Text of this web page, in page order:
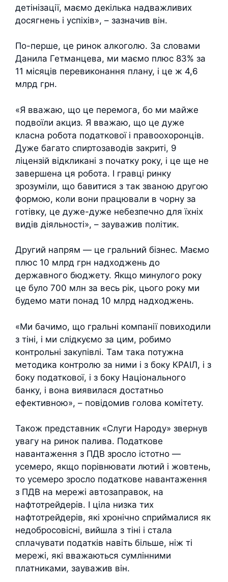
детінізації, маємо декілька надважливих
досягнень і успіхів», – зазначив він.
По-перше, це ринок алкоголю. За словами
Данила Гетманцева, ми маємо плюс 83% за
11 місяців перевиконання плану, і це ж 4,6
млрд грн.
«Я вважаю, що це перемога, бо ми майже
подвоїли акциз. Я вважаю, що це дуже
класна робота податкової і правоохоронців.
Дуже багато спиртозаводів закриті, 9
ліцензій відкликані з початку року, і це ще не
завершена ця робота. І гравці ринку
зрозуміли, що бавитися з так званою другою
формою, коли вони працювали в чорну за
готівку, це дуже-дуже небезпечно для їхніх
видів діяльності», – зауважив політик.
Другий напрям — це гральний бізнес. Маємо
плюс 10 млрд грн надходжень до
державного бюджету. Якщо минулого року
це було 700 млн за весь рік, цього року ми
будемо мати понад 10 млрд надходжень.
«Ми бачимо, що гральні компанії повиходили
з тіні, і ми слідкуємо за цим, робимо
контрольні закупівлі. Там така потужна
методика контролю за ними і з боку КРАІЛ, і з
боку податкової, і з боку Національного
банку, і вона виявилася достатньо
ефективною», – повідомив голова комітету.
Також представник «Слуги Народу» звернув
увагу на ринок палива. Податкове
навантаження з ПДВ зросло істотно —
усемеро, якщо порівнювати лютий і жовтень,
то усемеро зросло податкове навантаження
з ПДВ на мережі автозаправок, на
нафтотрейдерів. І ціла низка тих
нафтотрейдерів, які хронічно сприймалися як
недобросовісні, вийшла з тіні і стала
сплачувати податків навіть більше, ніж ті
мережі, які вважаються сумлінними
платниками, зауважив він.